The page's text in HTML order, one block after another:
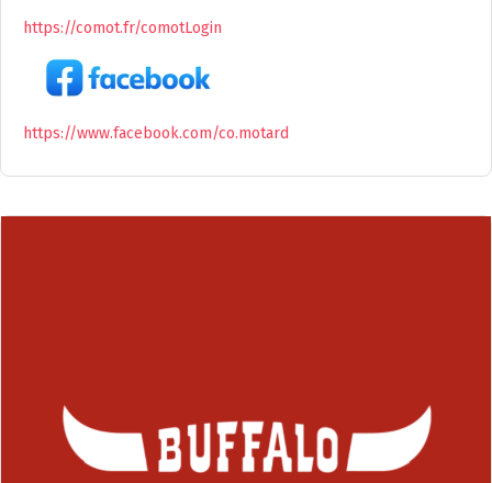
https://comot.fr/comotLogin
https://www.facebook.com/co.motard